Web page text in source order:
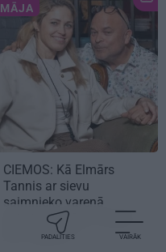
MĀJA
CIEMOS: Kā Elmārs
Tannis ar sievu
saimnieko varenā
četrstāvu mājā.
Precēti
jau 2 gadus!
PADALĪTIES VAIRĀK